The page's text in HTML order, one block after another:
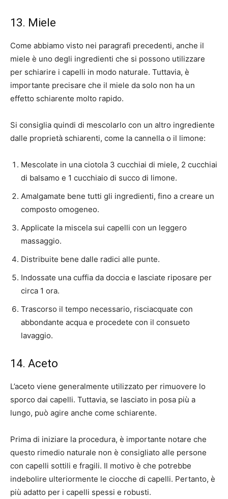
13. Miele
Come abbiamo visto nei paragrafi precedenti, anche il
miele è uno degli ingredienti che si possono utilizzare
per schiarire i capelli in modo naturale. Tuttavia, è
importante precisare che il miele da solo non ha un
effetto schiarente molto rapido.
Si consiglia quindi di mescolarlo con un altro ingrediente
dalle proprietà schiarenti, come la cannella o il limone:
Mescolate in una ciotola 3 cucchiai di miele, 2 cucchiai
di balsamo e 1 cucchiaio di succo di limone.
Amalgamate bene tutti gli ingredienti, fino a creare un
composto omogeneo.
Applicate la miscela sui capelli con un leggero
massaggio.
Distribuite bene dalle radici alle punte.
Indossate una cuffia da doccia e lasciate riposare per
circa 1 ora.
Trascorso il tempo necessario, risciacquate con
abbondante acqua e procedete con il consueto
lavaggio.
14. Aceto
L’aceto viene generalmente utilizzato per rimuovere lo
sporco dai capelli. Tuttavia, se lasciato in posa più a
lungo, può agire anche come schiarente.
Prima di iniziare la procedura, è importante notare che
questo rimedio naturale non è consigliato alle persone
con capelli sottili e fragili. Il motivo è che potrebbe
indebolire ulteriormente le ciocche di capelli. Pertanto, è
più adatto per i capelli spessi e robusti.